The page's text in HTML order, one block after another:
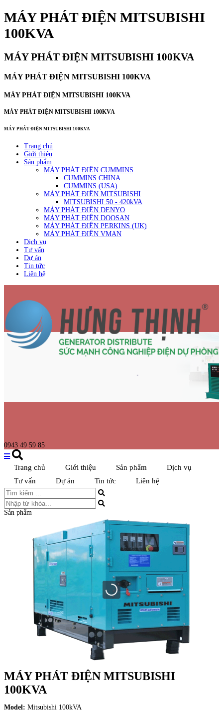
MÁY PHÁT ĐIỆN MITSUBISHI
100KVA
MÁY PHÁT ĐIỆN MITSUBISHI 100KVA
MÁY PHÁT ĐIỆN MITSUBISHI 100KVA
MÁY PHÁT ĐIỆN MITSUBISHI 100KVA
MÁY PHÁT ĐIỆN MITSUBISHI 100KVA
MÁY PHÁT ĐIỆN MITSUBISHI 100KVA
Trang chủ
Giới thiệu
Sản phẩm
MÁY PHÁT ĐIỆN CUMMINS
CUMMINS CHINA
CUMMINS (USA)
MÁY PHÁT ĐIỆN MITSUBISHI
MITSUBISHI 50 - 420kVA
MÁY PHÁT ĐIỆN DENYO
MÁY PHÁT ĐIỆN DOOSAN
MÁY PHÁT ĐIỆN PERKINS (UK)
MÁY PHÁT ĐIỆN VMAN
Dịch vụ
Tư vấn
Dự án
Tin tức
Liên hệ
0943 49 59 85
Trang chủ Giới thiệu Sản phẩm
Dịch vụ
Tư vấn
Dự án Tin tức Liên hệ
Sản phẩm
MÁY PHÁT ĐIỆN MITSUBISHI
100KVA
Model: Mitsubishi 100kVA